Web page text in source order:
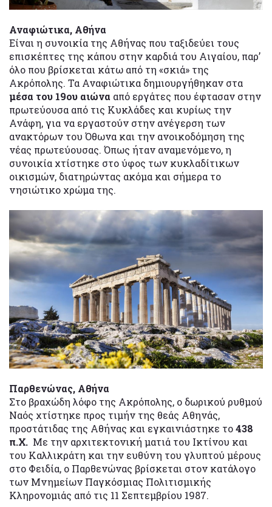
Αναφιώτικα, Αθήνα
Είναι η συνοικία της Αθήνας που ταξιδεύει τους
επισκέπτες της κάπου στην καρδιά του Αιγαίου, παρ’
όλο που βρίσκεται κάτω από τη «σκιά» της
Ακρόπολης. Τα Αναφιώτικα δημιουργήθηκαν στα
μέσα του 19ου αιώνα από εργάτες που έφτασαν στην
πρωτεύουσα από τις Κυκλάδες και κυρίως την
Ανάφη, για να εργαστούν στην ανέγερση των
ανακτόρων του Όθωνα και την ανοικοδόμηση της
νέας πρωτεύουσας. Όπως ήταν αναμενόμενο, η
συνοικία χτίστηκε στο ύφος των κυκλαδίτικων
οικισμών, διατηρώντας ακόμα και σήμερα το
νησιώτικο χρώμα της.
Παρθενώνας, Αθήνα
Στο βραχώδη λόφο της Ακρόπολης, ο δωρικού ρυθμού
Ναός χτίστηκε προς τιμήν της θεάς Αθηνάς,
προστάτιδας της Αθήνας και εγκαινιάστηκε το438
π.Χ. Με την αρχιτεκτονική ματιά του Ικτίνου και
του Καλλικράτη και την ευθύνη του γλυπτού μέρους
στο Φειδία, ο Παρθενώνας βρίσκεται στον κατάλογο
των Μνημείων Παγκόσμιας Πολιτισμικής
Κληρονομιάς από τις 11 Σεπτεμβρίου 1987.